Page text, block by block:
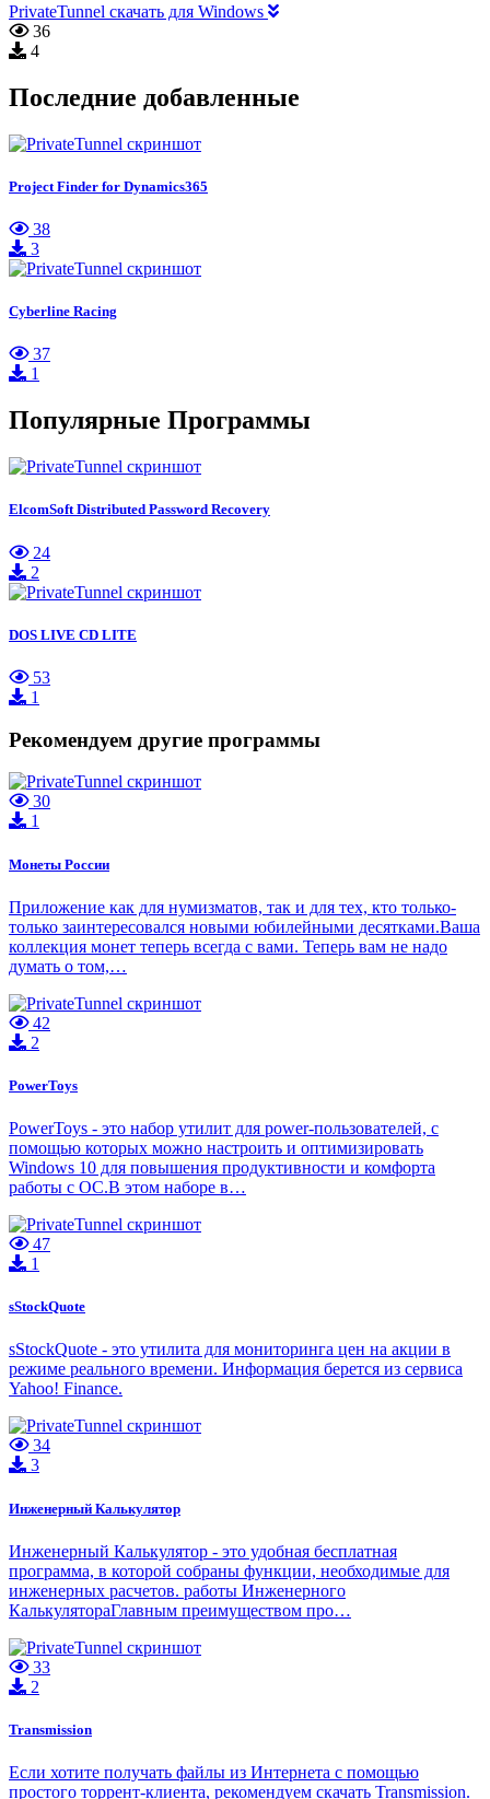
PrivateTunnel скачать для Windows
36
4
Последние добавленные
Project Finder for Dynamics365
38
3
Cyberline Racing
37
1
Популярные Программы
ElcomSoft Distributed Password Recovery
24
2
DOS LIVE CD LITE
53
1
Рекомендуем другие программы
30
1
Монеты России
Приложение как для нумизматов, так и для тех, кто только-
только заинтересовался новыми юбилейными десятками.Ваша
коллекция монет теперь всегда с вами. Теперь вам не надо
думать о том,…
42
2
PowerToys
PowerToys - это набор утилит для power-пользователей, с
помощью которых можно настроить и оптимизировать
Windows 10 для повышения продуктивности и комфорта
работы с ОС.В этом наборе в…
47
1
sStockQuote
sStockQuote - это утилита для мониторинга цен на акции в
режиме реального времени. Информация берется из сервиса
Yahoo! Finance.
34
3
Инженерный Калькулятор
Инженерный Калькулятор - это удобная бесплатная
программа, в которой собраны функции, необходимые для
инженерных расчетов. работы Инженерного
КалькулятораГлавным преимуществом про…
33
2
Transmission
Если хотите получать файлы из Интернета с помощью
простого торрент-клиента, рекомендуем скачать Transmission.